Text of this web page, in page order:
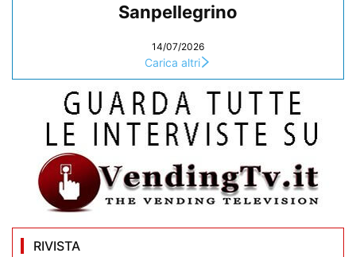
Sanpellegrino
14/07/2026
Carica altri
RIVISTA